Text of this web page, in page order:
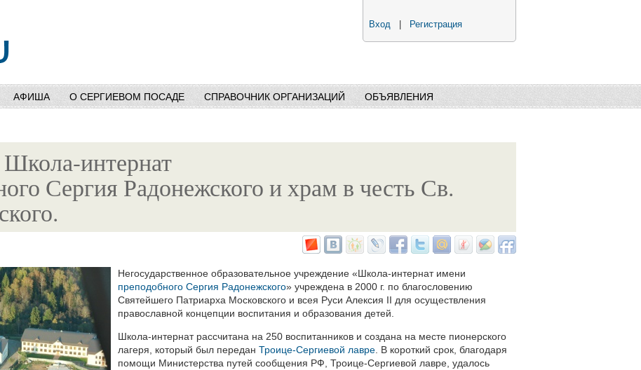
Вход Регистрация
АФИША О СЕРГИЕВОМ ПОСАДЕ СПРАВОЧНИК ОРГАНИЗАЦИЙ ОБЪЯВЛЕНИЯ
интернат
Сергия Радонежского и храм в честь Св.
Негосударственное образовательное учреждение «Школа-интернат имени
преподобного Сергия Радонежского» учреждена в 2000 г. по благословению
Святейшего Патриарха Московского и всея Руси Алексия II для осуществления
православной концепции воспитания и образования детей.
Школа-интернат рассчитана на 250 воспитанников и создана на месте пионерского
лагеря, который был передан Троице-Сергиевой лавре. В короткий срок, благодаря
помощи Министерства путей сообщения РФ, Троице-Сергиевой лавре, удалось